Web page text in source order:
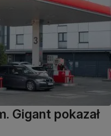
Gigant pokazał